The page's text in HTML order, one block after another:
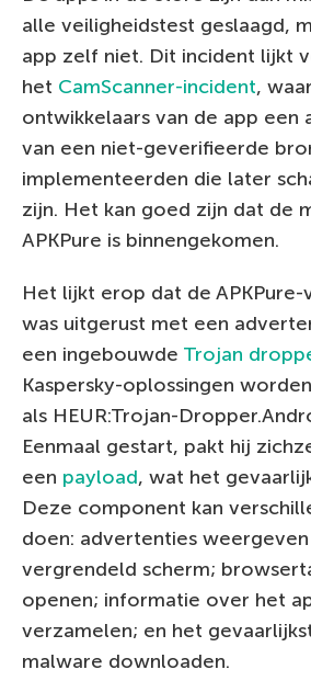
alle veiligheidstest geslaagd,
app zelf niet. Dit incident lijkt
het CamScanner-incident,
ontwikkelaars van de app een
van een niet-geverifieerde
implementeerden die later
zijn. Het kan goed zijn dat de
APKPure is binnengekomen.
Het lijkt erop dat de APKPure-
was uitgerust met een
een ingebouwde Trojan
Kaspersky-oplossingen
als HEUR:Trojan-
Eenmaal gestart, pakt hij
een payload, wat het
Deze component kan
doen: advertenties
vergrendeld scherm;
openen; informatie over het
verzamelen; en het
malware downloaden.